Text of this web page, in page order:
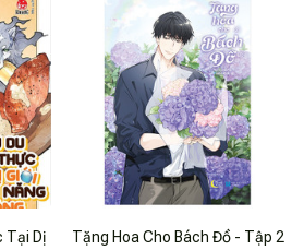
Tại Dị
Tặng Hoa Cho Bách Đồ - Tập 2